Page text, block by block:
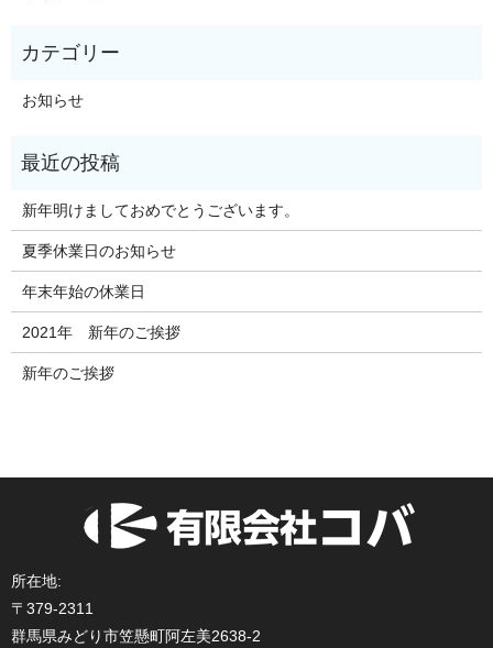
お知らせ
新年明けましておめでとうございます。
夏季休業日のお知らせ
年末年始の休業日
2021年 新年のご挨拶
新年のご挨拶
所在地:
〒379-2311
群馬県みどり市笠懸町阿左美2638-2